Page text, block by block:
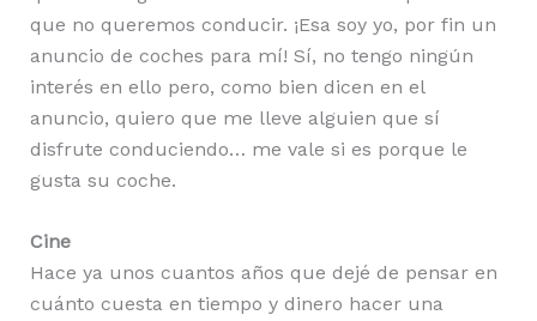
que no queremos conducir. ¡Esa soy yo, por fin un
anuncio de coches para mí! Sí, no tengo ningún
interés en ello pero, como bien dicen en el
anuncio, quiero que me lleve alguien que sí
disfrute conduciendo… me vale si es porque le
gusta su coche.
Cine
Hace ya unos cuantos años que dejé de pensar en
cuánto cuesta en tiempo y dinero hacer una